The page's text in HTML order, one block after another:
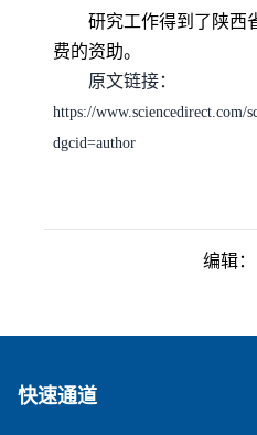
研究工作得到了陕西
费的资助。
原文链接：
https://www.sciencedirect.com/
dgcid=author
编辑：
快速通道